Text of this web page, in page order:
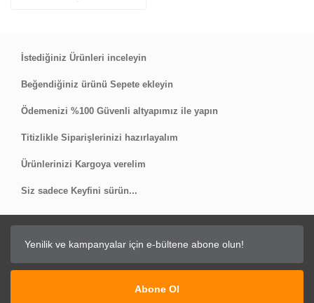
İstediğiniz Ürünleri inceleyin
Beğendiğiniz ürünü Sepete ekleyin
Ödemenizi %100 Güvenli altyapımız ile yapın
Titizlikle Siparişlerinizi hazırlayalım
Ürünlerinizi Kargoya verelim
Siz sadece Keyfini sürün...
Abone Ol